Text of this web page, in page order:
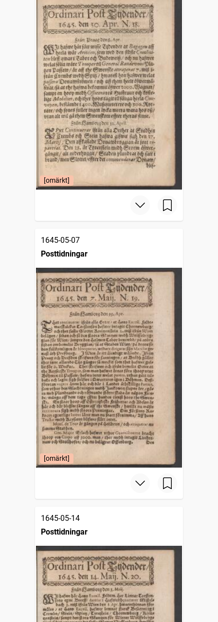
[omärkt]
1645-05-07
Posttidningar
[omärkt]
1645-05-14
Posttidningar